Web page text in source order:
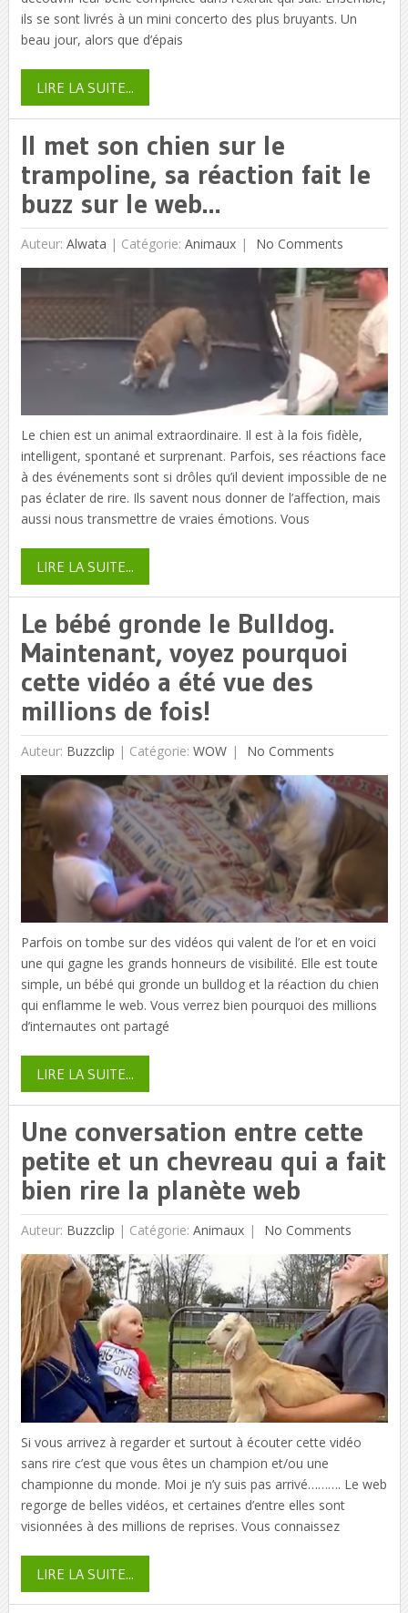
ils se sont livrés à un mini concerto des plus bruyants. Un
beau jour, alors que d’épais
LIRE LA SUITE...
Il met son chien sur le
trampoline, sa réaction fait le
buzz sur le web…
Auteur: Alwata | Catégorie: Animaux No Comments
Le chien est un animal extraordinaire. Il est à la fois fidèle,
intelligent, spontané et surprenant. Parfois, ses réactions face
à des événements sont si drôles qu’il devient impossible de ne
pas éclater de rire. Ils savent nous donner de l’affection, mais
aussi nous transmettre de vraies émotions. Vous
LIRE LA SUITE...
Le bébé gronde le Bulldog.
Maintenant, voyez pourquoi
cette vidéo a été vue des
millions de fois!
Auteur: Buzzclip | Catégorie: WOW No Comments
Parfois on tombe sur des vidéos qui valent de l’or et en voici
une qui gagne les grands honneurs de visibilité. Elle est toute
simple, un bébé qui gronde un bulldog et la réaction du chien
qui enflamme le web. Vous verrez bien pourquoi des millions
d’internautes ont partagé
LIRE LA SUITE...
Une conversation entre cette
petite et un chevreau qui a fait
bien rire la planète web
Auteur: Buzzclip | Catégorie: Animaux No Comments
Si vous arrivez à regarder et surtout à écouter cette vidéo
sans rire c’est que vous êtes un champion et/ou une
championne du monde. Moi je n’y suis pas arrivé………. Le web
regorge de belles vidéos, et certaines d’entre elles sont
visionnées à des millions de reprises. Vous connaissez
LIRE LA SUITE...